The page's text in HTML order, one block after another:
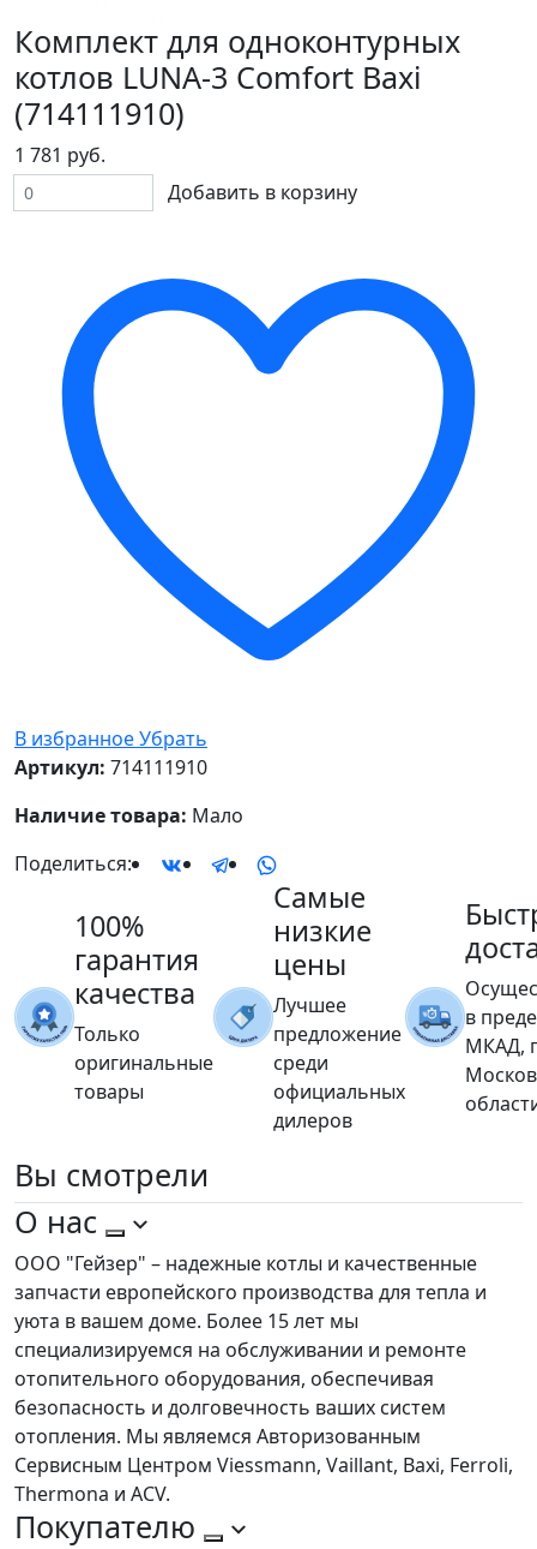
Комплект для одноконтурных
котлов LUNA-3 Comfort Baxi
(714111910)
1 781 руб.
Добавить в корзину
В избранноеУбрать
Артикул: 714111910
Наличие товара: Мало
Поделиться:
100%
гарантия
качества
Только
оригинальные
товары
Самые
низкие
цены
Лучшее
предложение
среди
официальных
дилеров
в
МКАД,
Вы смотрели
О нас
ООО "Гейзер" – надежные котлы и качественные
запчасти европейского производства для тепла и
уюта в вашем доме. Более 15 лет мы
специализируемся на обслуживании и ремонте
отопительного оборудования, обеспечивая
безопасность и долговечность ваших систем
отопления. Мы являемся Авторизованным
Сервисным Центром Viessmann, Vaillant, Baxi, Ferroli,
Thermona и ACV.
Покупателю